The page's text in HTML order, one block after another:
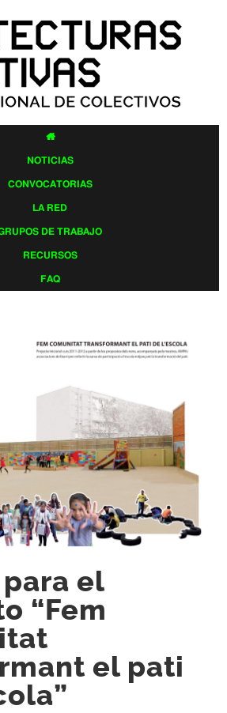
contenido
principal

NOTICIAS
CONVOCATORIAS
LA RED
DE TRABAJO
RECURSOS
FAQ
el
“Fem
el pati